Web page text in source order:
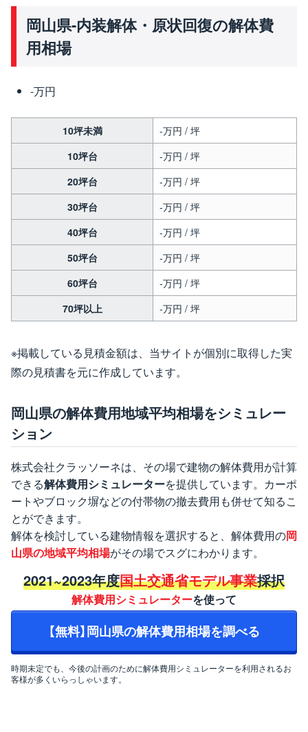
岡山県-内装解体・原状回復の解体費
用相場
-万円
10坪未満
-万円 / 坪
10坪台
-万円 / 坪
20坪台
-万円 / 坪
30坪台
-万円 / 坪
40坪台
-万円 / 坪
50坪台
-万円 / 坪
60坪台
-万円 / 坪
70坪以上
-万円 / 坪
※掲載している見積金額は、当サイトが個別に取得した実
際の見積書を元に作成しています。
岡山県の解体費用地域平均相場をシミュレー
ション
株式会社クラッソーネは、その場で建物の解体費用が計算
できる解体費用シミュレーターを提供しています。カーポ
ートやブロック塀などの付帯物の撤去費用も併せて知るこ
とができます。
解体を検討している建物情報を選択すると、解体費用の岡
山県の地域平均相場がその場でスグにわかります。
2021~2023年度国土交通省モデル事業採択
解体費用シミュレーターを使って
【無料】岡山県の解体費用相場を調べる
時期未定でも、今後の計画のために解体費用シミュレーターを利用されるお
客様が多くいらっしゃいます。